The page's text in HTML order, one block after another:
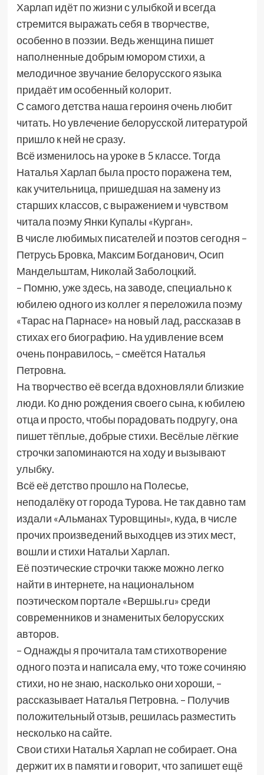
Харлап идёт по жизни с улыбкой и всегда
стремится выражать себя в творчестве,
особенно в поэзии. Ведь женщина пишет
наполненные добрым юмором стихи, а
мелодичное звучание белорусского языка
придаёт им особенный колорит.
С самого детства наша героиня очень любит
читать. Но увлечение белорусской литературой
пришло к ней не сразу.
Всё изменилось на уроке в 5 классе. Тогда
Наталья Харлап была просто поражена тем,
как учительница, пришедшая на замену из
старших классов, с выражением и чувством
читала поэму Янки Купалы «Курган».
В числе любимых писателей и поэтов сегодня –
Петрусь Бровка, Максим Богданович, Осип
Мандельштам, Николай Заболоцкий.
– Помню, уже здесь, на заводе, специально к
юбилею одного из коллег я переложила поэму
«Тарас на Парнасе» на новый лад, рассказав в
стихах его биографию. На удивление всем
очень понравилось, – смеётся Наталья
Петровна.
На творчество её всегда вдохновляли близкие
люди. Ко дню рождения своего сына, к юбилею
отца и просто, чтобы порадовать подругу, она
пишет тёплые, добрые стихи. Весёлые лёгкие
строчки запоминаются на ходу и вызывают
улыбку.
Всё её детство прошло на Полесье,
неподалёку от города Турова. Не так давно там
издали «Альманах Туровщины», куда, в числе
прочих произведений выходцев из этих мест,
вошли и стихи Натальи Харлап.
Её поэтические строчки также можно легко
найти в интернете, на национальном
поэтическом портале «Вершы.ru» среди
современников и знаменитых белорусских
авторов.
– Однажды я прочитала там стихотворение
одного поэта и написала ему, что тоже сочиняю
стихи, но не знаю, насколько они хороши, –
рассказывает Наталья Петровна. – Получив
положительный отзыв, решилась разместить
несколько на сайте.
Свои стихи Наталья Харлап не собирает. Она
держит их в памяти и говорит, что запишет ещё